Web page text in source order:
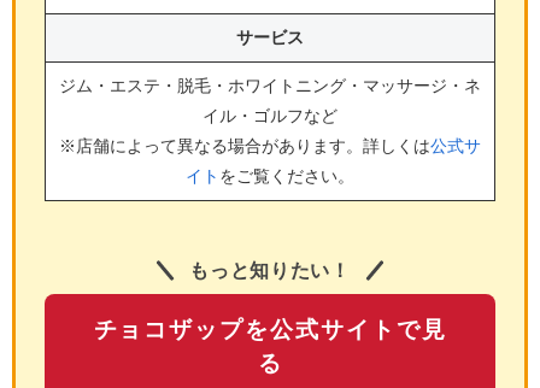
サービス
ジム・エステ・脱毛・ホワイトニング・マッサージ・ネ
イル・ゴルフなど
※店舗によって異なる場合があります。詳しくは公式サ
イト をご覧ください。
もっと知りたい！
チョコザップを公式サイトで見
る